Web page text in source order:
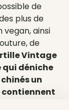
de
plus de
vegan, ainsi
de
Vintage
qui déniche
un
contiennent